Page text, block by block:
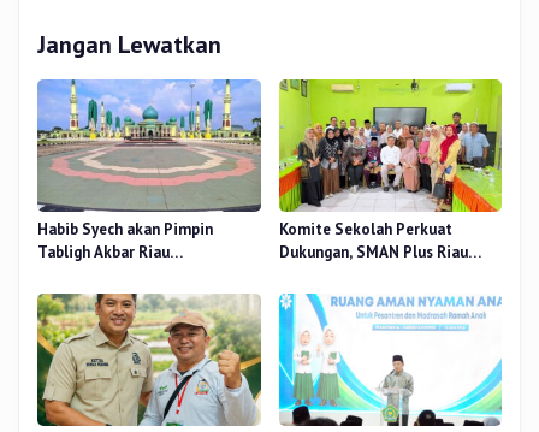
Jangan Lewatkan
Habib Syech akan Pimpin
Tabligh Akbar Riau
Nur, Besok
Komite Sekolah Perkuat
Dukungan, SMAN Plus Riau
Pendidikan